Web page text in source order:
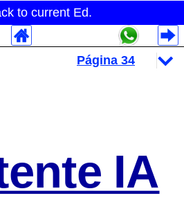
to current Ed.
IA